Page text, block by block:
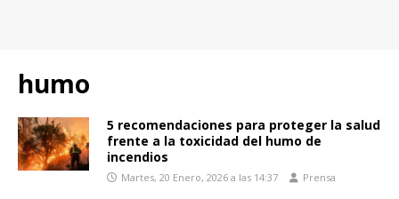
humo
5 recomendaciones para proteger la salud
frente a la toxicidad del humo de
incendios
Martes, 20 Enero, 2026 a las 14:37 Prensa